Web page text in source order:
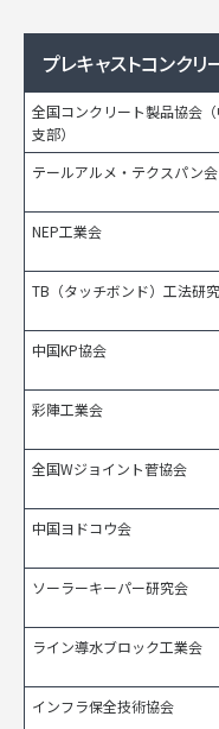
プレキャストコンク
全国コンクリート製品協会
支部）
テールアルメ・テクスパン会
NEP工業会
TB（タッチボンド）工法研
中国KP協会
彩陣工業会
全国Wジョイント菅協会
中国ヨドコウ会
ソーラーキーパー研究会
ライン導水ブロック工業会
インフラ保全技術協会